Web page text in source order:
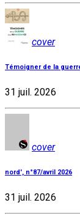
cover
Témoigner de la
31 juil. 2026
cover
nord', n°87/avril 2026
31 juil. 2026